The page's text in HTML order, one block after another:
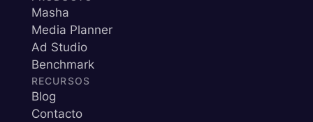
Masha
Media Planner
Ad Studio
Benchmark
RECURSOS
Blog
Contacto